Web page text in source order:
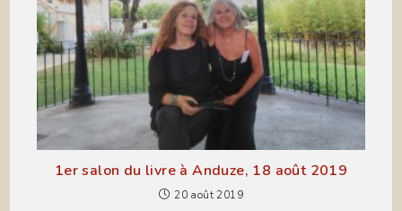
1er salon du livre à Anduze, 18 août 2019
20 août 2019